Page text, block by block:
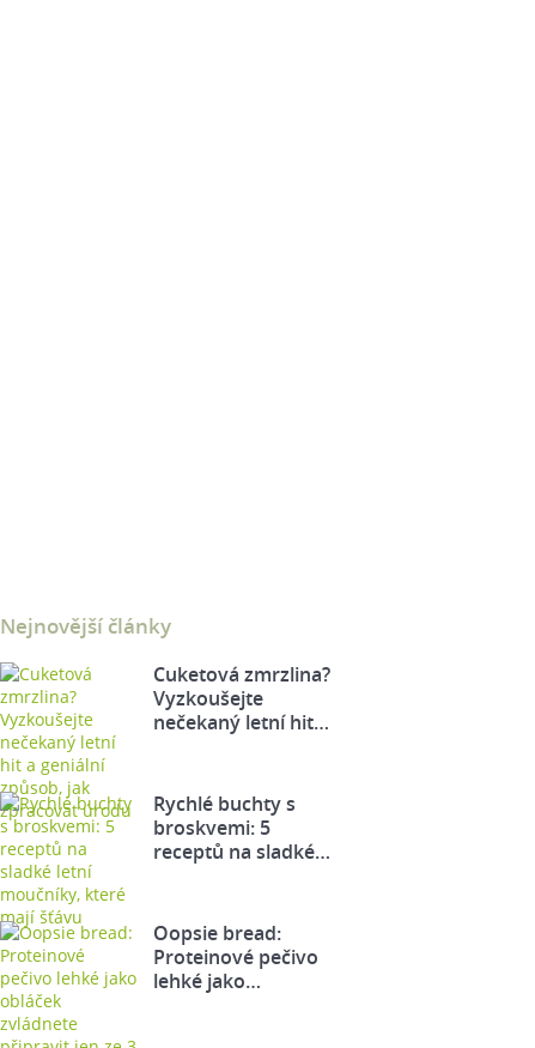
Nejnovější články
Cuketová zmrzlina?
Vyzkoušejte
nečekaný letní hit…
Rychlé buchty s
broskvemi: 5
receptů na sladké…
Oopsie bread:
Proteinové pečivo
lehké jako…